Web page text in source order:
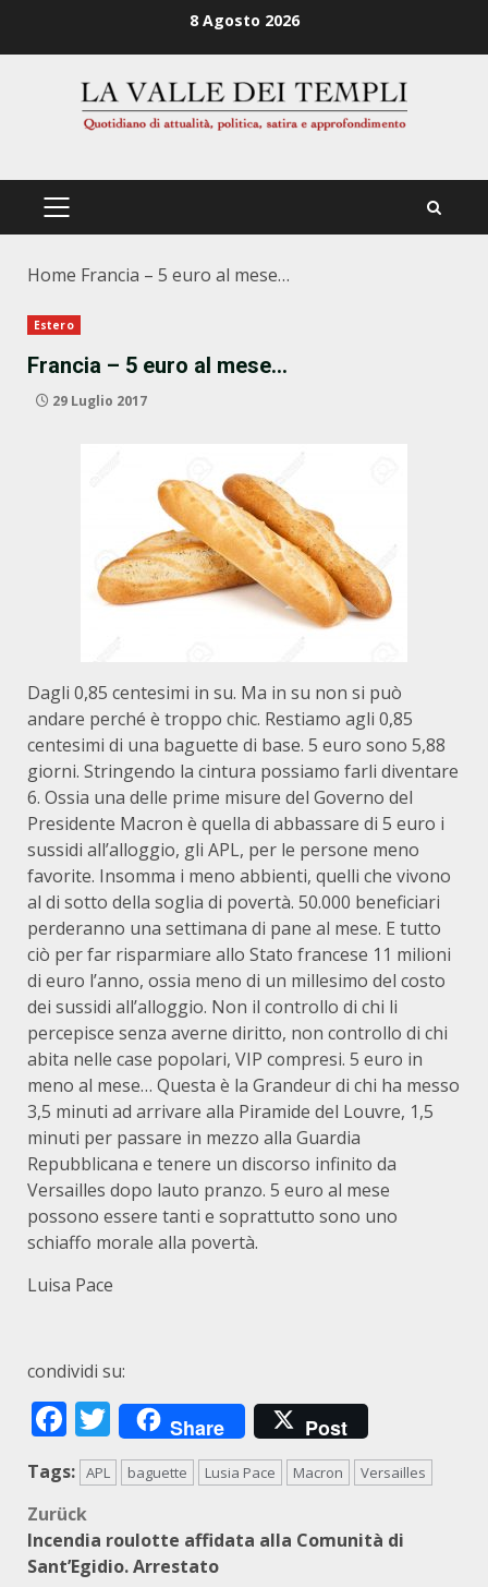
8 Agosto 2026
PRIMÄRES
Home Francia – 5 euro al mese…
Estero
Francia – 5 euro al mese…
29 Luglio 2017
Dagli 0,85 centesimi in su. Ma in su non si può
andare perché è troppo chic. Restiamo agli 0,85
centesimi di una baguette di base. 5 euro sono 5,88
giorni. Stringendo la cintura possiamo farli diventare
6. Ossia una delle prime misure del Governo del
Presidente Macron è quella di abbassare di 5 euro i
sussidi all’alloggio, gli APL, per le persone meno
favorite. Insomma i meno abbienti, quelli che vivono
al di sotto della soglia di povertà. 50.000 beneficiari
perderanno una settimana di pane al mese. E tutto
ciò per far risparmiare allo Stato francese 11 milioni
di euro l’anno, ossia meno di un millesimo del costo
dei sussidi all’alloggio. Non il controllo di chi li
percepisce senza averne diritto, non controllo di chi
abita nelle case popolari, VIP compresi. 5 euro in
meno al mese… Questa è la Grandeur di chi ha messo
3,5 minuti ad arrivare alla Piramide del Louvre, 1,5
minuti per passare in mezzo alla Guardia
Repubblicana e tenere un discorso infinito da
Versailles dopo lauto pranzo. 5 euro al mese
possono essere tanti e soprattutto sono uno
schiaffo morale alla povertà.
Luisa Pace
condividi su:
Facebook
Twitter
Share Post
Tags: APL baguette Lusia Pace Macron Versailles
Beitragsnavigation
Zurück
Incendia roulotte affidata alla Comunità di
Sant’Egidio. Arrestato